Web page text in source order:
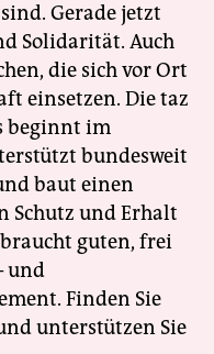
Gerade jetzt
Solidarität. Auch
die sich vor Ort
einsetzen. Die taz
beginnt im
bundesweit
baut einen
Schutz und Erhalt
guten, frei
und
Finden Sie
unterstützen Sie